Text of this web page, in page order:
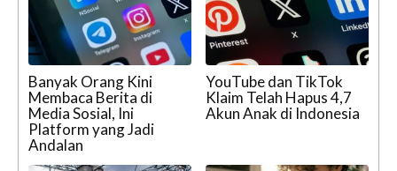
Banyak Orang Kini
Membaca Berita di
Media Sosial, Ini
Platform yang Jadi
Andalan
YouTube dan TikTok
Klaim Telah Hapus 4,7
Akun Anak di Indonesia